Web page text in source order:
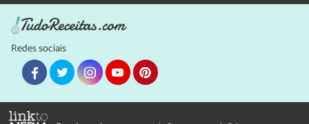
Redes sociais